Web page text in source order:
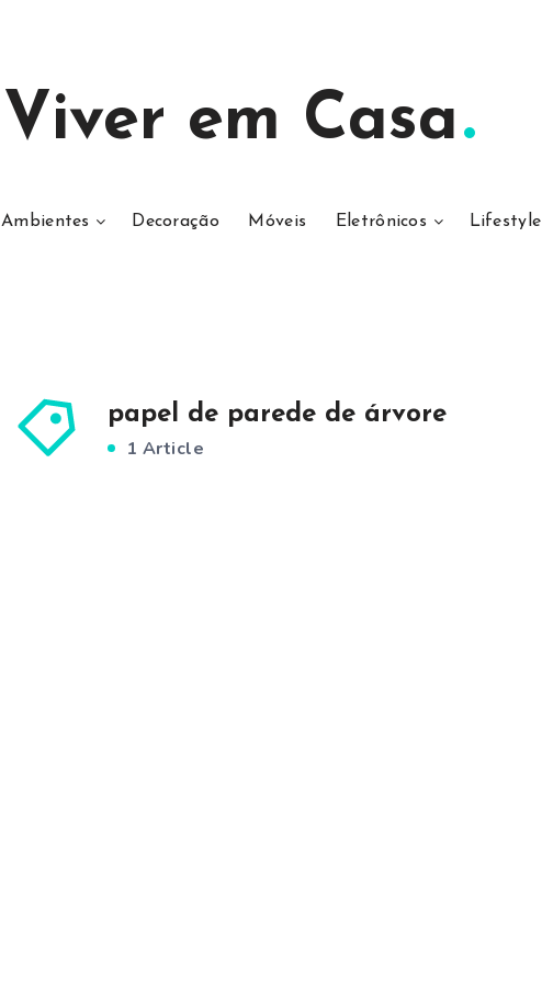
Viver em Casa
Ambientes Decoração Móveis Eletrônicos Lifestyle
papel de parede de árvore
1 Article